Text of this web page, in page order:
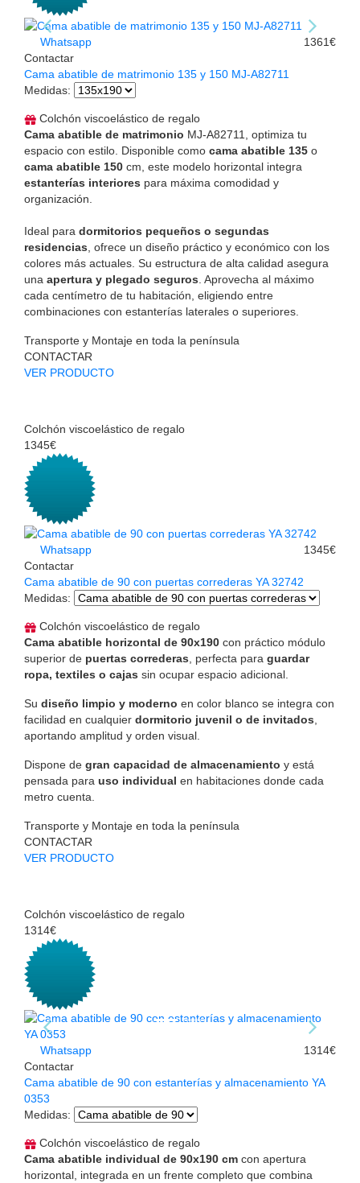
Whatsapp
Contactar
1361€
Cama abatible de matrimonio 135 y 150 MJ-A82711
Medidas:
Colchón viscoelástico de regalo
Cama abatible de matrimonio MJ-A82711, optimiza tu
espacio con estilo. Disponible como cama abatible 135 o
cama abatible 150 cm, este modelo horizontal integra
estanterías interiores para máxima comodidad y
organización.
Ideal para dormitorios pequeños o segundas
residencias , ofrece un diseño práctico y económico con los
colores más actuales. Su estructura de alta calidad asegura
una apertura y plegado seguros . Aprovecha al máximo
cada centímetro de tu habitación, eligiendo entre
combinaciones con estanterías laterales o superiores.
Transporte y Montaje en toda la península
CONTACTAR
VER PRODUCTO
Colchón viscoelástico de regalo
1345€
Whatsapp
Contactar
1345€
Cama abatible de 90 con puertas correderas YA 32742
Medidas:
Colchón viscoelástico de regalo
Cama abatible horizontal de 90x190 con práctico módulo
superior de puertas correderas , perfecta para guardar
ropa, textiles o cajas sin ocupar espacio adicional.
Su diseño limpio y moderno en color blanco se integra con
facilidad en cualquier dormitorio juvenil o de invitados
aportando amplitud y orden visual.
Dispone de gran capacidad de almacenamiento y está
pensada para uso individual en habitaciones donde cada
metro cuenta.
Transporte y Montaje en toda la península
CONTACTAR
VER PRODUCTO
Colchón viscoelástico de regalo
1314€
Whatsapp
Contactar
1314€
Cama abatible de 90 con estanterías y almacenamiento YA
0353
Medidas:
Colchón viscoelástico de regalo
Cama abatible individual de 90x190 cm con apertura
horizontal, integrada en un frente completo que combina